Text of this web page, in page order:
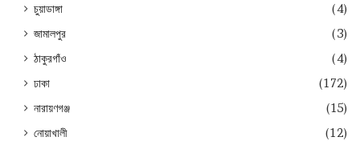
চুয়াডাঙ্গা
(4)
জামালপুর
(3)
ঠাকুরগাঁও
(4)
ঢাকা
(172)
নারায়ণগঞ্জ
(15)
নোয়াখালী
(12)